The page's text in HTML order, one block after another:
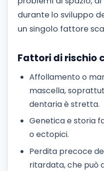
durante lo sviluppo
un singolo fattore
Fattori di rischio
Affollamento o
mascella,
dentaria è stretta.
Genetica e storia
o ectopici.
Perdita precoce
ritardata, che può